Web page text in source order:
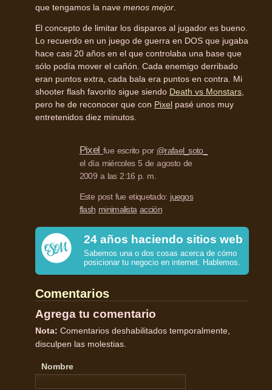
que tengamos la nave menos mejor
El concepto de limitar los disparos al jugador es bueno.
Lo recuerdo en un juego de guerra en DOS que jugaba
hace casi 20 años en el que controlaba una base que
sólo podía mover el cañón. Cada enemigo derribado
eran puntos extra, cada bala era puntos en contra. Mi
shooter flash favorito sigue siendo Death vs Monstars
pero he de reconocer que con Pixel pasé unos muy
entretenidos diez minutos.
Pixel fue escrito por @rafael_soto_
el día miércoles 5 de agosto de
2009 a las 2:16 p. m.
Este post fue etiquetado: juegos
flash minimalista acción
24 años haciendo sitios web
Sabemos una o dos cosas acerca de cómo
posicionar tu negocio en internet. Hablemos.
Comentarios
Agrega tu comentario
Nota: Comentarios deshabilitados temporalmente,
disculpen las molestias.
Nombre